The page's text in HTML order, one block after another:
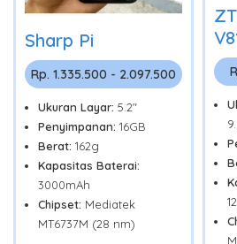
Sharp Pi
Rp. 1.335.500 - 2.097.500
Ukuran Layar: 5.2"
Penyimpanan: 16GB
Berat: 162g
Kapasitas Baterai:
3000mAh
Chipset: Mediatek
MT6737M (28 nm)